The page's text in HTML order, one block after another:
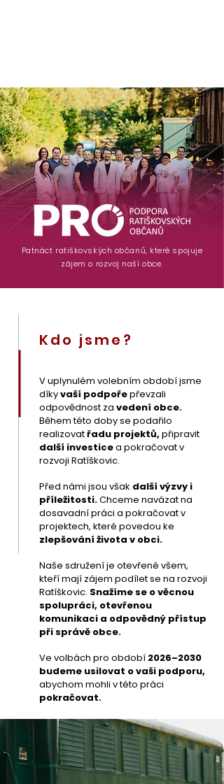
Patnáct ratiškovských občanů, které spojuje
zájem o rozvoj naší obce.
Kdo jsme?
V uplynulém volebním období jsme
díkyvaší podpořepřevzali
odpovědnost za vedení obce.
Během této doby se podařilo
realizovatřadu projektů, připravit
další investicea pokračovat v
rozvoji Ratíškovic.
Před námi jsou však další výzvy i
příležitosti.Chceme navázat na
dosavadní práci a pokračovat v
projektech, které povedou ke
zlepšování života v obci.
Naše sdružení je otevřené všem,
kteří mají zájem podílet se na rozvoji
Ratíškovic. Snažíme se o věcnou
spolupráci, otevřenou
komunikaci a odpovědný přístup
při správě obce.
Ve volbách pro období 2026–2030
budeme usilovat o vaši podporu,
abychom mohli v této práci
pokračovat.